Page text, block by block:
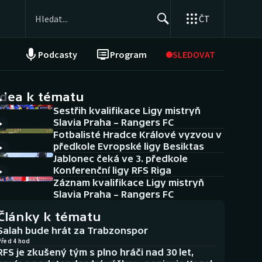
ČT
Podcasty Program SLEDOVAT
NEPŘEHLÉDNĚTE
Historické návraty
Aplikace ČT sport
AZ kvíz
k tématu
Sestřih kvalifikace Ligy mistryň
Slavia Praha – Rangers FC
Fotbalisté Hradce Králové vyzvou v
předkole Evropské ligy Besiktas
Jablonec čeká ve 3. předkole
Konferenční ligy RFS Riga
Záznam kvalifikace Ligy mistryň
Slavia Praha – Rangers FC
k tématu
bude hrát za Trabzonspor
4 hod
je zkušený tým s plno hráči nad 30 let,